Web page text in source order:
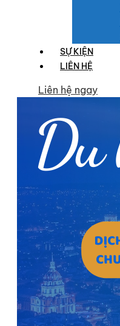
SỰ KIỆN
LIÊN HỆ
Liên hệ ngay